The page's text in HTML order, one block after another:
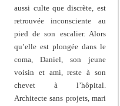
aussi culte que discrète, est
retrouvée inconsciente au
pied de son escalier. Alors
qu’elle est plongée dans le
coma, Daniel, son jeune
voisin et ami, reste à son
chevet à l’hôpital.
Architecte sans projets, mari